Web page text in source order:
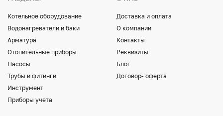
Котельное оборудование
Водонагреватели и баки
Арматура
Отопительные приборы
Насосы
Трубы и фитинги
Инструмент
Приборы учета
Доставка и оплата
О компании
Контакты
Реквизиты
Блог
Договор- оферта